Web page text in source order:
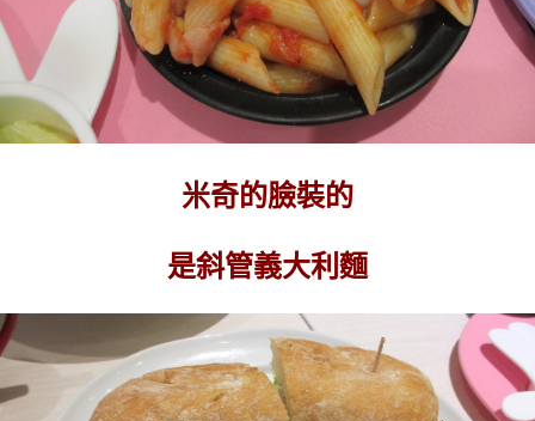
米奇的臉裝的
是斜管義大利麵